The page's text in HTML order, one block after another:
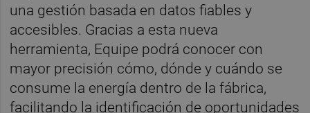
una gestión basada en datos fiables y
accesibles. Gracias a esta nueva
herramienta, Equipe podrá conocer con
mayor precisión cómo, dónde y cuándo se
consume la energía dentro de la fábrica,
facilitando la identificación de oportunidades